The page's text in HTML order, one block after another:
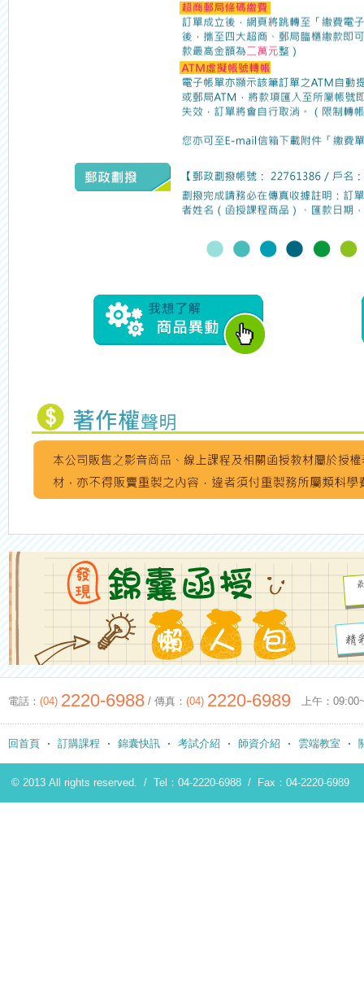
電話： (04) 2220-6988 / 傳真： (04) 2220-6989 上午：
回首頁 訂購課程 錦囊快訊 考試介紹 師資介紹 雲端教室
© 2013 All rights reserved. / Tel：04-2220-6988 / Fax：04-2220-6989